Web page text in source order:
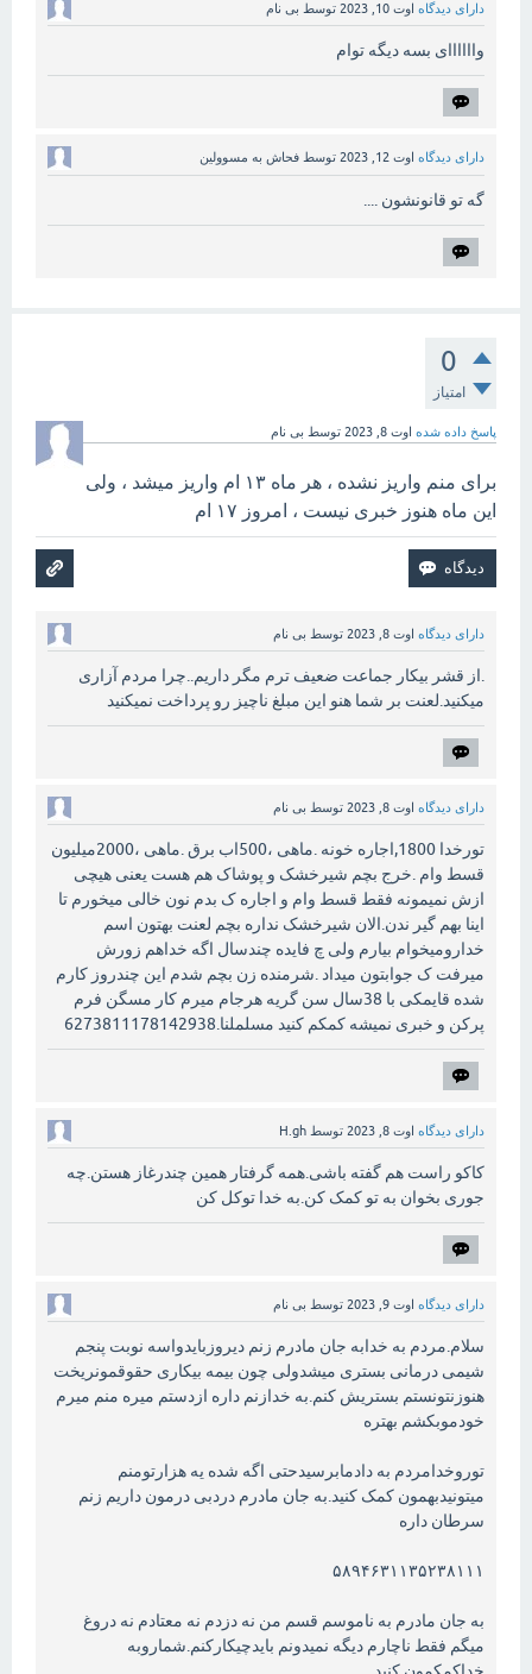
دارای دیدگاه اوت 10, 2023 توسط بی نام
واااااای بسه دیگه توام
دارای دیدگاه اوت 12, 2023 توسط فحاش به مسوولین
گه تو قانونشون ....
0
امتیاز
پاسخ داده شده اوت 8, 2023 توسط بی نام
برای منم واریز نشده ، هر ماه ۱۳ ام واریز میشد ، ولی
این ماه هنوز خبری نیست ، امروز ۱۷ ام
دارای دیدگاه اوت 8, 2023 توسط بی نام
.از قشر بیکار جماعت ضعیف ترم مگر داریم..چرا مردم آزاری
میکنید.لعنت بر شما هنو این مبلغ ناچیز رو پرداخت نمیکنید
دارای دیدگاه اوت 8, 2023 توسط بی نام
تورخدا 1800,اجاره خونه .ماهی ،500اب برق .ماهی ،2000میلیون
قسط وام .خرج بچم شیرخشک و پوشاک هم هست یعنی هیچی
ازش نمیمونه فقط قسط وام و اجاره ک بدم نون خالی میخورم تا
اینا بهم گیر ندن.الان شیرخشک نداره بچم لعنت بهتون اسم
خدارومیخوام بیارم ولی چ فایده چندسال اگه خداهم زورش
میرفت ک جوابتون میداد .شرمنده زن بچم شدم این چندروز کارم
شده قایمکی با 38سال سن گریه هرجام میرم کار مسگن فرم
پرکن و خبری نمیشه کمکم کنید مسلملنا.6273811178142938
دارای دیدگاه اوت 8, 2023 توسط H.gh
کاکو راست هم گفته باشی.همه گرفتار همین چندرغاز هستن.چه
جوری بخوان به تو کمک کن.به خدا توکل کن
دارای دیدگاه اوت 9, 2023 توسط بی نام
سلام.مردم به خدابه جان مادرم زنم دیروزبایدواسه نوبت پنجم
شیمی درمانی بستری میشدولی چون بیمه بیکاری حقوقمونریخت
هنوزنتونستم بستریش کنم.به خدازنم داره ازدستم میره منم میرم
خودموبکشم بهتره
توروخدامردم به دادمابرسیدحتی اگه شده یه هزارتومنم
میتونیدبهمون کمک کنید.به جان مادرم دردبی درمون داریم زنم
سرطان داره
۵۸۹۴۶۳۱۱۳۵۲۳۸۱۱۱
به جان مادرم به ناموسم قسم من نه دزدم نه معتادم نه دروغ
میگم فقط ناچارم دیگه نمیدونم بایدچیکارکنم.شماروبه